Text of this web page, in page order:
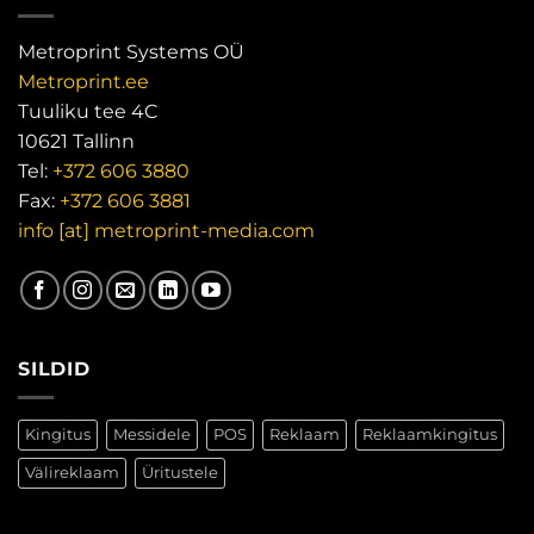
Metroprint Systems OÜ
Metroprint.ee
Tuuliku tee 4C
10621 Tallinn
Tel: +372 606 3880
Fax: +372 606 3881
info [at] metroprint-media.com
SILDID
Kingitus Messidele POS Reklaam Reklaamkingitus
Välireklaam Üritustele